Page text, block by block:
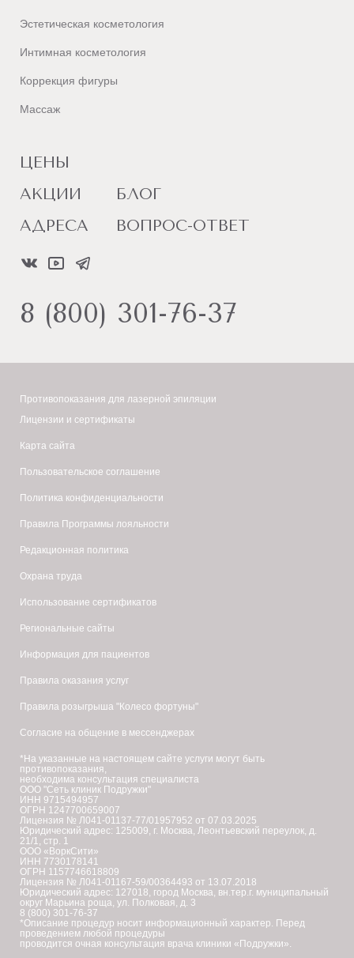
Эстетическая косметология
Интимная косметология
Коррекция фигуры
Массаж
ЦЕНЫ
АКЦИИ
АДРЕСА
БЛОГ
ВОПРОС-ОТВЕТ
8 (800) 301-76-37
Противопоказания для лазерной эпиляции
Лицензии и сертификаты
Карта сайта
Пользовательское соглашение
Политика конфиденциальности
Правила Программы лояльности
Редакционная политика
Охрана труда
Использование сертификатов
Региональные сайты
Информация для пациентов
Правила оказания услуг
Правила розыгрыша "Колесо фортуны"
Согласие на общение в мессенджерах
*На указанные на настоящем сайте услуги могут быть
противопоказания,
необходима консультация специалиста
ООО "Сеть клиник Подружки"
ИНН 9715494957
ОГРН 1247700659007
Лицензия № Л041-01137-77/01957952 от 07.03.2025
Юридический адрес: 125009, г. Москва, Леонтьевский переулок, д.
21/1, стр. 1
ООО «ВоркСити»
ИНН 7730178141
ОГРН 1157746618809
Лицензия № Л041-01167-59/00364493 от 13.07.2018
Юридический адрес: 127018, город Москва, вн.тер.г. муниципальный
округ Марьина роща, ул. Полковая, д. 3
8 (800) 301-76-37
*Описание процедур носит информационный характер. Перед
проведением любой процедуры
проводится очная консультация врача клиники «Подружки».